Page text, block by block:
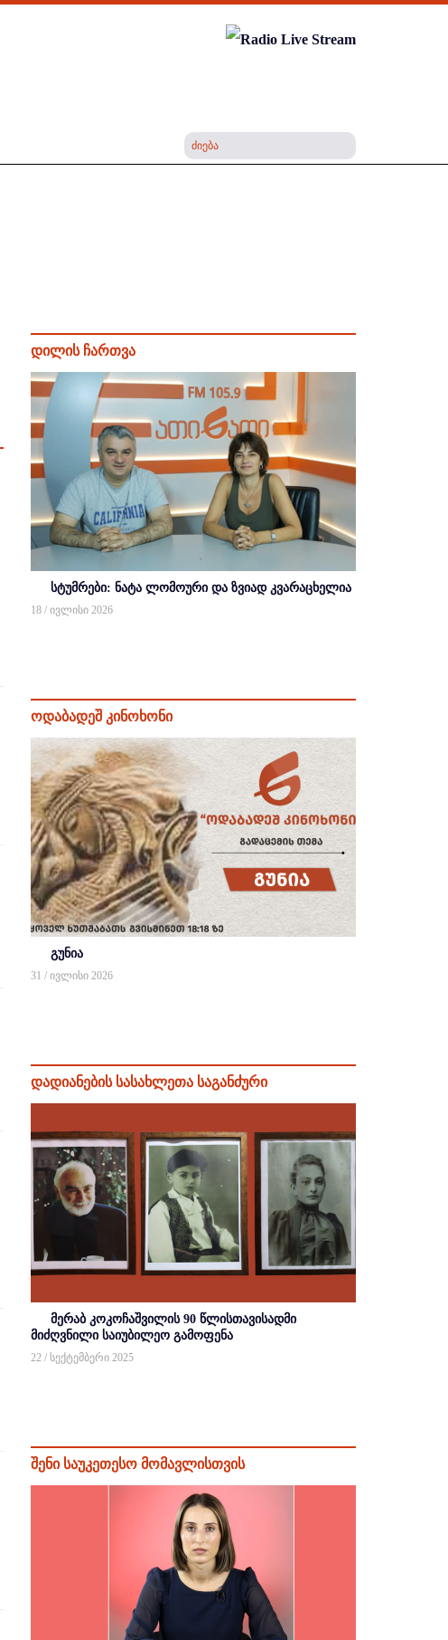
დილის ჩართვა
სტუმრები: ნატა ლომოური და ზვიად კვარაცხელია
18 / ივლისი 2026
ოდაბადეშ კინოხონი
გუნია
31 / ივლისი 2026
დადიანების სასახლეთა საგანძური
მერაბ კოკოჩაშვილის 90 წლისთავისადმი
მიძღვნილი საიუბილეო გამოფენა
22 / სექტემბერი 2025
შენი საუკეთესო მომავლისთვის